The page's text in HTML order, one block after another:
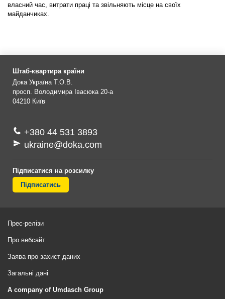
власний час, витрати праці та звільняють місце на своїх
майданчиках.
Штаб-квартира країни
Дока Україна Т.О.В.
просп. Володимира Івасюка 20-а
04210 Київ
+380 44 531 3893
ukraine@doka.com
Підписатися на розсилку
Підписатись
Прес-релізи
Про вебсайт
Заява про захист даних
Загальні дані
A company of Umdasch Group